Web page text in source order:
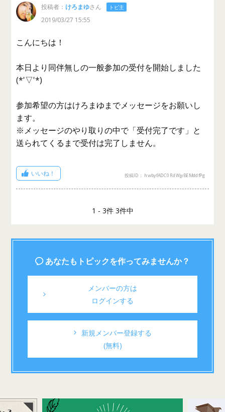
投稿者： けろまゆさん トピ主
2019/03/27 15:55
こんにちは！
本日より同伴無しの一般参加の受付を開始しました
(*'▽'*)
参加希望の方はけろまゆまでメッセージをお願いし
ます。
※メッセージのやり取りの中で「受付完了です」と
送られてくるまで受付は完了しません。
いいね！ 投稿ID： hwbyfADC0RdWjyBEMddfPg
1 - 3件 3件中
あなたもトピックを作ってみませんか？
メンバーの方は
ログインする
新規メンバー登録する
(無料)